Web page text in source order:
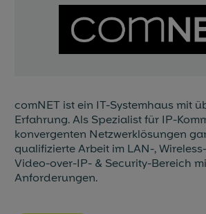
comNET ist ein IT-Systemhaus mit
Erfahrung. Als Spezialist für IP-
konvergenten Netzwerklösungen
qualifizierte Arbeit im LAN-,
Video-over-IP- & Security-Bereich
Anforderungen.